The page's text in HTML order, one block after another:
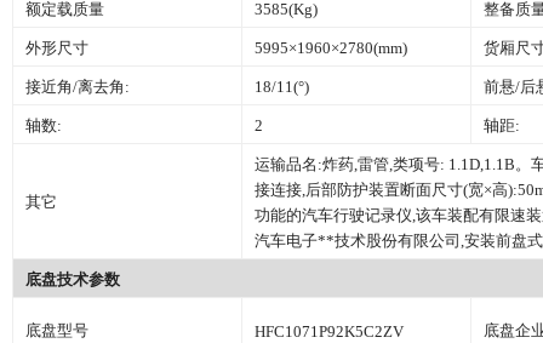
额定载质量 3585(Kg) 整备质
外形尺寸 5995×1960×2780(mm) 货厢尺
接近角/离去角: 18/11(°) 前悬/后
轴数: 2 轴距:
其它
运输品名:炸药,雷管,类项号: 1.1D,1.1B。
接连接,后部防护装置断面尺寸(宽×高
功能的汽车行驶记录仪,该车装配有限速
汽车电子**技术股份有限公司,安装前盘
底盘技术参数
底盘型号 HFC1071P92K5C2ZV 底盘企